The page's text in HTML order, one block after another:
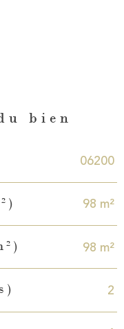
bien
06200
98 m²
98 m²
2